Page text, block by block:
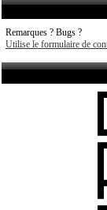
Remarques ? Bugs ?
Utilise le formulaire de